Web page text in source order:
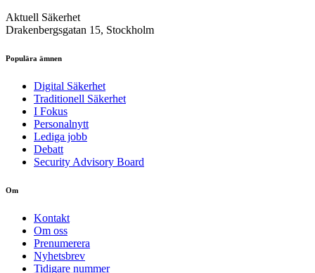
Aktuell Säkerhet
Drakenbergsgatan 15, Stockholm
Populära ämnen
Digital Säkerhet
Traditionell Säkerhet
I Fokus
Personalnytt
Lediga jobb
Debatt
Security Advisory Board
Om
Kontakt
Om oss
Prenumerera
Nyhetsbrev
Tidigare nummer